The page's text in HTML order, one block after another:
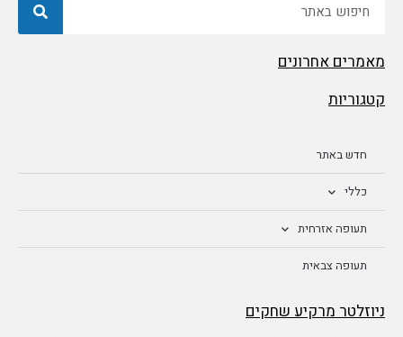
מאמרים אחרונים
קטגוריות
חדש באתר
כללי
תעופה אזרחית
תעופה צבאית
ניוזלטר מרקיע שחקים